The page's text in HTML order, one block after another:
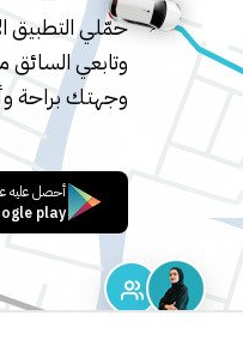
حمّلي التطبيق
وتابعي السائق
وجهتك براحة
أحصل عليه
play